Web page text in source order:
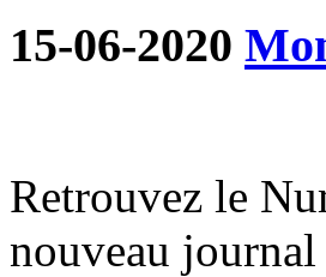
15-06-2020
Retrouvez le
nouveau